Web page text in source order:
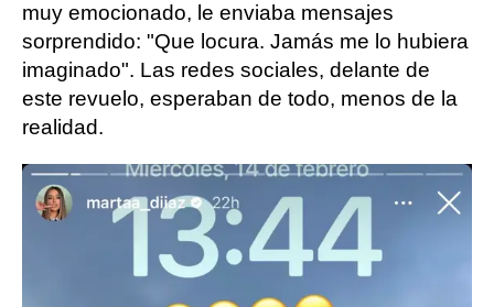
muy emocionado, le enviaba mensajes
sorprendido: "Que locura. Jamás me lo hubiera
imaginado". Las redes sociales, delante de
este revuelo, esperaban de todo, menos de la
realidad.